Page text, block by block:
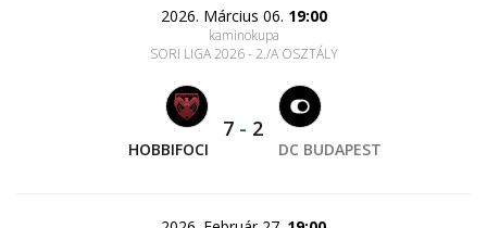
2026. Március 06. 19:00
kaminokupa
SORI LIGA 2026 - 2./A OSZTÁLY
HOBBIFOCI
7 - 2
DC BUDAPEST